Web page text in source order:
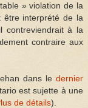
» violation de la
être interprété de la
contreviendrait à la
contraire aux
dans le dernier
est sujette à une
de détails).